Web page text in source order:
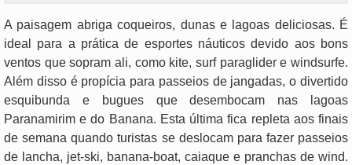
A paisagem abriga coqueiros, dunas e lagoas deliciosas. É
ideal para a prática de esportes náuticos devido aos bons
ventos que sopram ali, como kite, surf paraglider e windsurfe.
Além disso é propícia para passeios de jangadas, o divertido
esquibunda e bugues que desembocam nas lagoas
Paranamirim e do Banana. Esta última fica repleta aos finais
de semana quando turistas se deslocam para fazer passeios
de lancha, jet-ski, banana-boat, caiaque e pranchas de wind.